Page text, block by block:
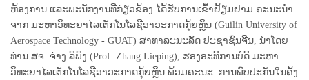
ຫ້ອງການ ແລະພະນັກງານທີ່ກ່ຽວຂ້ອງ ໄດ້ຮັບການເຂົ້າຢ້ຽມຢາມ ຄະນະນໍາ
ຈາກ ມະຫາວິທະຍາໄລເຕັກໂນໂລຊີອາວະກາດກຸ້ຍຫຼິນ (Guilin University of
Aerospace Technology - GUAT) ສາທາລະນະລັດ ປະຊາຊົນຈີນ, ນຳໂດຍ
ທ່ານ ສຈ. ຈ່າງ ລີພິງ (Prof. Zhang Lieping), ຮອງອະທິການບໍດີ ມະຫາ
ວິທະຍາໄລເຕັກໂນໂລຊີອາວະກາດກຸ້ຍຫຼິນ ພ້ອມຄະນະ. ການພົບປະກັນໃນຄັ້ງ